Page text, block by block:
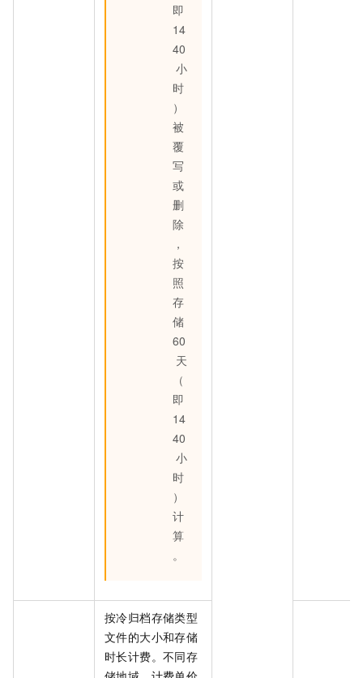
即
14
40
小
时
）
被
覆
写
或
删
除
，
按
照
存
储
60
天
（
即
14
40
小
时
）
计
算
。
按冷归档存储类型
文件的大小和存储
时长计费。不同存